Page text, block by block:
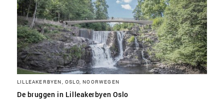
LILLEAKERBYEN, OSLO, NOORWEGEN
De bruggen in Lilleakerbyen Oslo